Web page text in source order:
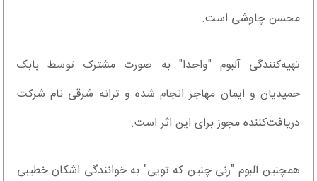
محسن چاوشی است.
تهیه‌کنندگی آلبوم "واحدا" به صورت مشترک توسط بابک
حمیدیان و ایمان مهاجر انجام شده و ترانه شرقی نام شرکت
دریافت‌کننده مجوز برای این اثر است.
همچنین آلبوم "زنی چنین که تویی" به خوانندگی اشکان خطیبی